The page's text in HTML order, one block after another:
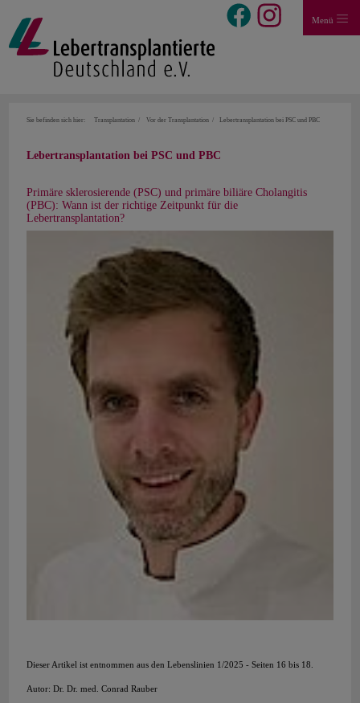
Menü
Sie befinden sich hier: Transplantation Vor der Transplantation Lebertransplantation bei PSC und PBC
Lebertransplantation bei PSC und PBC
Primäre sklerosierende (PSC) und primäre biliäre Cholangitis
(PBC): Wann ist der richtige Zeitpunkt für die
Lebertransplantation?
Dieser Artikel ist entnommen aus den Lebenslinien 1/2025 - Seiten 16 bis 18.
Autor: Dr. Dr. med. Conrad Rauber